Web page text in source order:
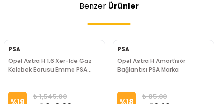
Benzer Ürünler
PSA
Opel Astra H 1.6 Xer-lde Gaz
Kelebek Borusu Emme PSA
%19 ₺ 1,545.00
PSA
Opel Astra H Amorti̇sör
Bağlantısı PSA Marka
%18 ₺ 85.00